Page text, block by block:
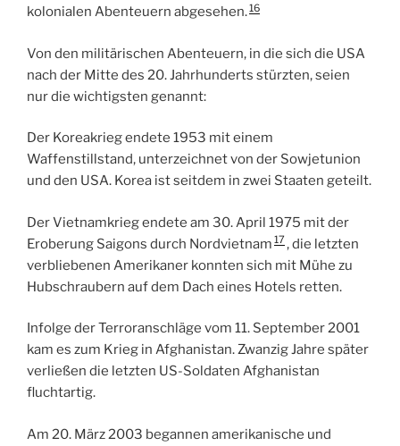
kolonialen Abenteuern abgesehen.16
Von den militärischen Abenteuern, in die sich die USA
nach der Mitte des 20. Jahrhunderts stürzten, seien
nur die wichtigsten genannt:
Der Koreakrieg endete 1953 mit einem
Waffenstillstand, unterzeichnet von der Sowjetunion
und den USA. Korea ist seitdem in zwei Staaten geteilt.
Der Vietnamkrieg endete am 30. April 1975 mit der
Eroberung Saigons durch Nordvietnam 17, die letzten
verbliebenen Amerikaner konnten sich mit Mühe zu
Hubschraubern auf dem Dach eines Hotels retten.
Infolge der Terroranschläge vom 11. September 2001
kam es zum Krieg in Afghanistan. Zwanzig Jahre später
verließen die letzten US-Soldaten Afghanistan
fluchtartig.
Am 20. März 2003 begannen amerikanische und